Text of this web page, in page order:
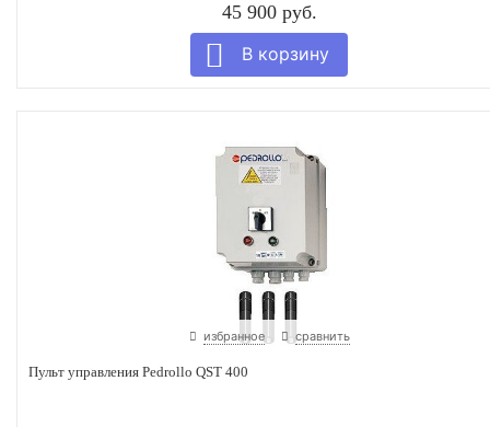
45 900 руб.
избранное сравнить
Пульт управления Pedrollo QST 400